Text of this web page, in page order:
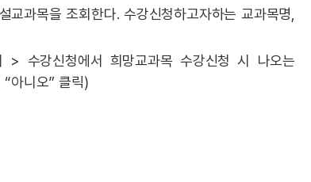
과목을 조회한다. 수강신청하고자하는 교과목명,
수강신청에서 희망교과목 수강신청 시 나오는
아니오” 클릭)